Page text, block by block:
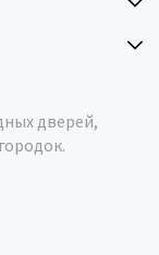
дверей,